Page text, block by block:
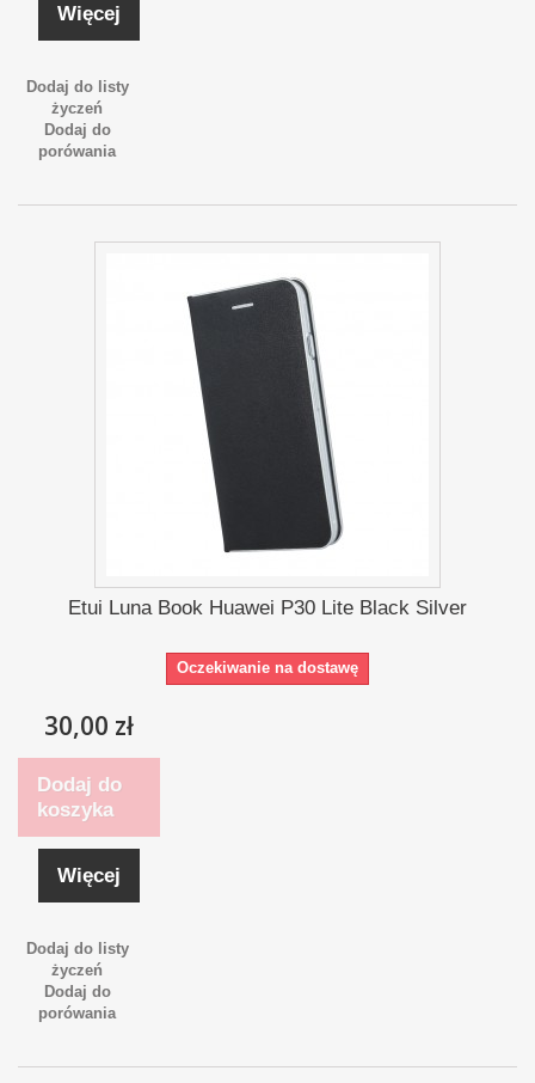
Więcej
Dodaj do listy
życzeń
Dodaj do
porówania
Etui Luna Book Huawei P30 Lite Black Silver
Oczekiwanie na dostawę
30,00 zł
Dodaj do
koszyka
Więcej
Dodaj do listy
życzeń
Dodaj do
porówania